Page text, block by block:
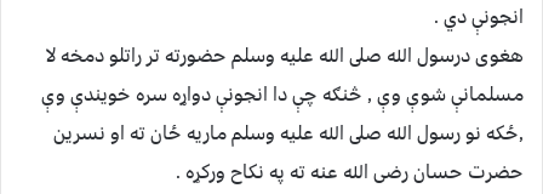
انجونې دي .
هغوی درسول الله صلى الله عليه وسلم حضورته تر راتلو دمخه لا
مسلمانې شوې وې , څنګه چې دا انجونې دواړه سره خويندې وې
,ځكه نو رسول الله صلى الله عليه وسلم ماريه ځان ته او نسرين
حضرت حسان رضى الله عنه ته په نكاح وركړه .